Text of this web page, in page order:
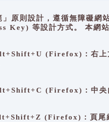
」原則設計，遵循無障礙
Key) 等設計方式。 本網
(Firefox)：右上
(Firefox)：中央
(Firefox)：頁尾